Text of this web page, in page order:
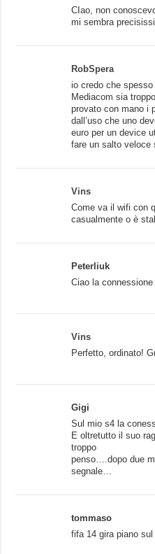
CIao, non
mi sembra
RobSpera
io credo che
Mediacom sia
provato con mano i
dall’uso che uno
euro per un device
fare un salto veloce
Vins
Come va il wifi con
casualmente o è
Peterliuk
Ciao la
Vins
Perfetto, ordinato!
Gigi
Sul mio s4 la
E oltretutto il suo
troppo
penso….dopo due
segnale…
tommaso
fifa 14 gira piano